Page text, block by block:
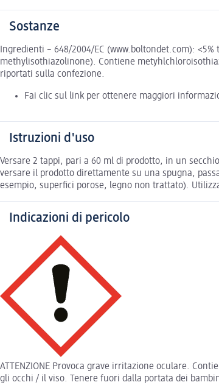
Sostanze
Ingredienti – 648/2004/EC (www.boltondet.com):
methylisothiazolinone). Contiene
riportati sulla confezione.
Fai clic sul link per ottenere maggiori
Istruzioni d'uso
Versare 2 tappi, pari a 60 ml di prodotto, in un
versare il prodotto direttamente su una spugna,
esempio, superfici porose, legno non trattato).
Indicazioni di pericolo
ATTENZIONE Provoca grave irritazione oculare.
gli occhi / il viso. Tenere fuori dalla portata dei